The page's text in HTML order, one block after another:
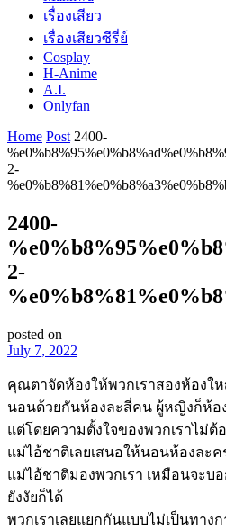
เรื่องเสียว
เรื่องเสียวซีรี่ย์
Cosplay
H-Anime
A.I.
Onlyfan
Home Post 2400-
2-
2400-
2-
posted on
July 7, 2022
คุณตาจัดห้องให้พวกเราสองห้องใ
นอนด้วยกันห้องละสี่คน ผู้หญิงก็ห้อ
แต่โดยความตั้งใจของพวกเราไม่
แม่ไอ้ชาติเลยเสนอให้นอนห้องละค
แม่ไอ้ชาติมองพวกเรา เหมือนจะบ
ยังงัยก็ได้
พวกเราเลยแยกกันแบบไม่เป็นทาง